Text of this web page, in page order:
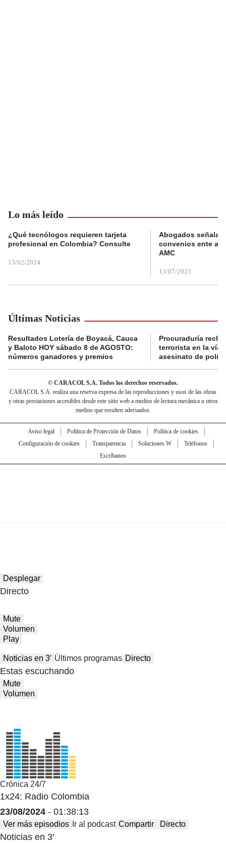
Lo más leído
¿Qué tecnólogos requieren tarjeta
profesional en Colombia? Consulte
13/02/2024
Abogados
convenios ente
AMC
13/07/2023
Últimas Noticias
Resultados Lotería de Boyacá, Cauca
y Baloto HOY sábado 8 de AGOSTO:
números ganadores y premios
Procuraduría
terrorista en la vía
asesinato de
© CARACOL S.A. Todos los derechos reservados.
CARACOL S.A. realiza una reserva expresa de las reproducciones y usos de las obras
y otras prestaciones accesibles desde este sitio web a medios de lectura mecánica u otros
medios que resulten adecuados.
Aviso legal Política de Protección de Datos
Política de cookies
Configuración de cookies
Transparencia Soluciones W
Teléfonos
Escríbanos
Desplegar
Directo
Mute
Volumen
Play
Noticias en 3′ Últimos programas Directo
Estas escuchando
Mute
Volumen
Crónica 24/7
1x24: Radio Colombia
23/08/2024 - 01:38:13
Ver más episodios Ir al podcast Compartir Directo
Noticias en 3′